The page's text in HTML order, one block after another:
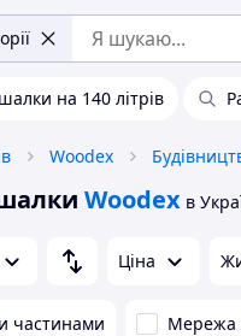
на 140 літрів
Woodex
Woodex в
Ціна
частинами Мережа